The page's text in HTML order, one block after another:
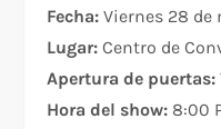
Fecha: Viernes 28 de
Lugar: Centro de
Apertura de puertas:
Hora del show: 8:00